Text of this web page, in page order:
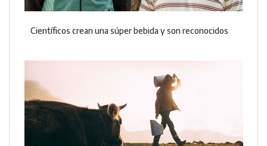
Científicos crean una súper bebida y son reconocidos